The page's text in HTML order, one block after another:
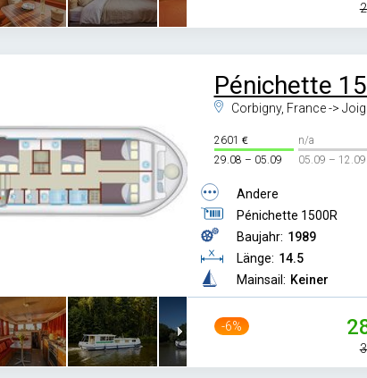
Pénichette
Corbigny, France ->
2601
29.08 – 05.09
n/a
05.09 – 12.09
Andere
Pénichette 1500R
Baujahr: 1989
Länge: 14.5
Mainsail: Keiner
-6%